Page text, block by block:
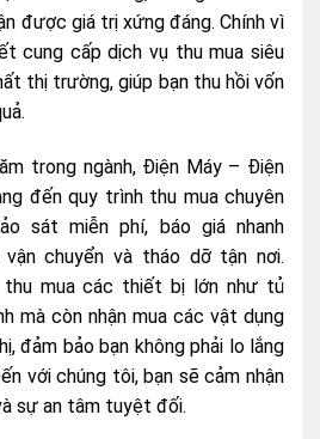
được giá trị xứng đáng. Chính vì
cung cấp dịch vụ thu mua siêu
thị trường, giúp bạn thu hồi vốn
trong ngành, Điện Máy – Điện
đến quy trình thu mua chuyên
sát miễn phí, báo giá nhanh
chuyển và tháo dỡ tận nơi.
thu mua các thiết bị lớn như tủ
mà còn nhận mua các vật dụng
đảm bảo bạn không phải lo lắng
với chúng tôi, bạn sẽ cảm nhận
sự an tâm tuyệt đối.